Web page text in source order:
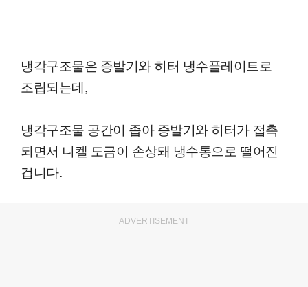
냉각구조물은 증발기와 히터 냉수플레이트로
조립되는데,
냉각구조물 공간이 좁아 증발기와 히터가 접촉
되면서 니켈 도금이 손상돼 냉수통으로 떨어진
겁니다.
ADVERTISEMENT